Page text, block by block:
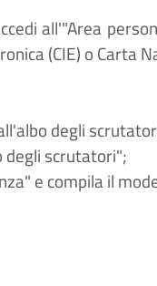
all'"Area
(CIE) o Carta
degli
degli scrutatori";
e compila il